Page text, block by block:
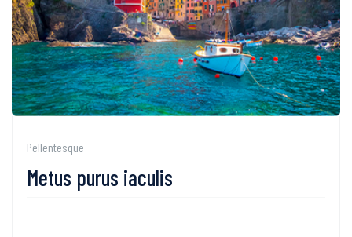
Pellentesque
Metus purus iaculis